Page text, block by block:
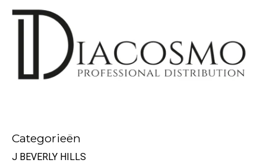
Categorieën
J BEVERLY HILLS